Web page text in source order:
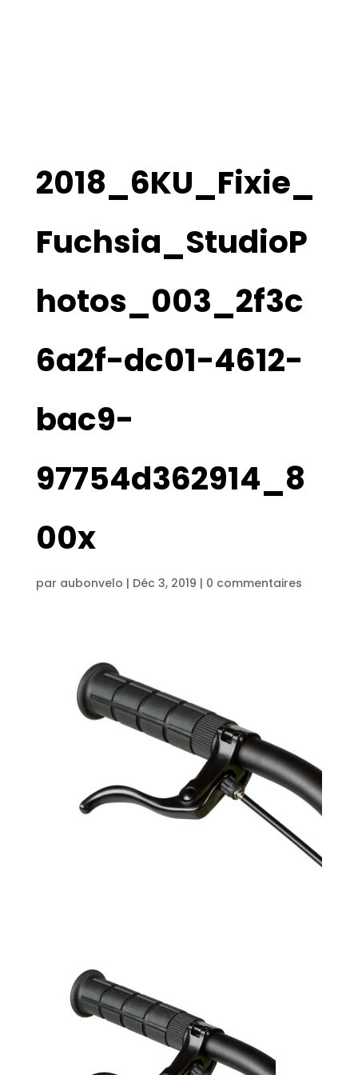
2018_6KU_Fixie_
Fuchsia_StudioP
hotos_003_2f3c
6a2f-dc01-4612-
bac9-
97754d362914_8
00x
par aubonvelo | Déc 3, 2019 | 0 commentaires